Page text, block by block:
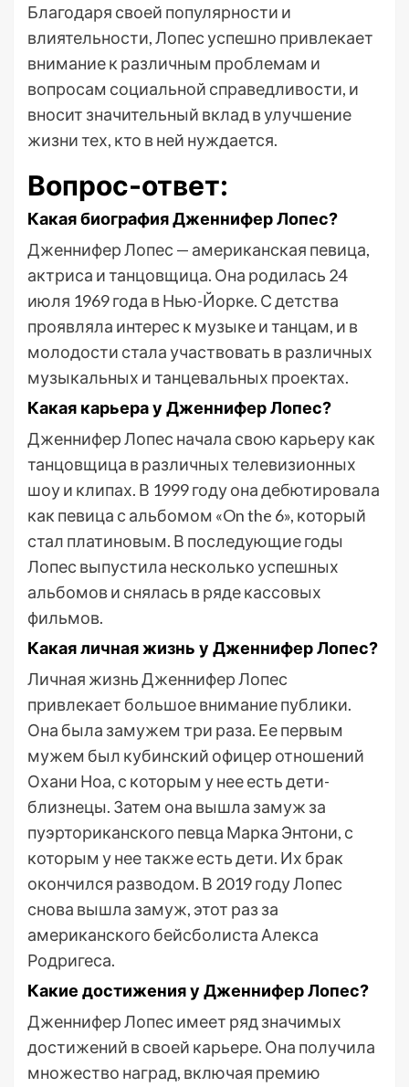
Благодаря своей популярности и
влиятельности, Лопес успешно привлекает
внимание к различным проблемам и
вопросам социальной справедливости, и
вносит значительный вклад в улучшение
жизни тех, кто в ней нуждается.
Вопрос-ответ:
Какая биография Дженнифер Лопес?
Дженнифер Лопес — американская певица,
актриса и танцовщица. Она родилась 24
июля 1969 года в Нью-Йорке. С детства
проявляла интерес к музыке и танцам, и в
молодости стала участвовать в различных
музыкальных и танцевальных проектах.
Какая карьера у Дженнифер Лопес?
Дженнифер Лопес начала свою карьеру как
танцовщица в различных телевизионных
шоу и клипах. В 1999 году она дебютировала
как певица с альбомом «On the 6», который
стал платиновым. В последующие годы
Лопес выпустила несколько успешных
альбомов и снялась в ряде кассовых
фильмов.
Какая личная жизнь у Дженнифер Лопес?
Личная жизнь Дженнифер Лопес
привлекает большое внимание публики.
Она была замужем три раза. Ее первым
мужем был кубинский офицер отношений
Охани Ноа, с которым у нее есть дети-
близнецы. Затем она вышла замуж за
пуэрториканского певца Марка Энтони, с
которым у нее также есть дети. Их брак
окончился разводом. В 2019 году Лопес
снова вышла замуж, этот раз за
американского бейсболиста Алекса
Родригеса.
Какие достижения у Дженнифер Лопес?
Дженнифер Лопес имеет ряд значимых
достижений в своей карьере. Она получила
множество наград, включая премию